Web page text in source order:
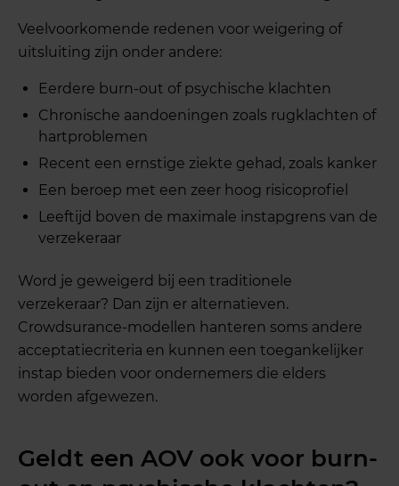
Veelvoorkomende redenen voor weigering of
uitsluiting zijn onder andere:
Eerdere burn-out of psychische klachten
Chronische aandoeningen zoals rugklachten of
hartproblemen
Recent een ernstige ziekte gehad, zoals kanker
Een beroep met een zeer hoog risicoprofiel
Leeftijd boven de maximale instapgrens van de
verzekeraar
Word je geweigerd bij een traditionele
verzekeraar? Dan zijn er alternatieven.
Crowdsurance-modellen hanteren soms andere
acceptatiecriteria en kunnen een toegankelijker
instap bieden voor ondernemers die elders
worden afgewezen.
Geldt een AOV ook voor burn-